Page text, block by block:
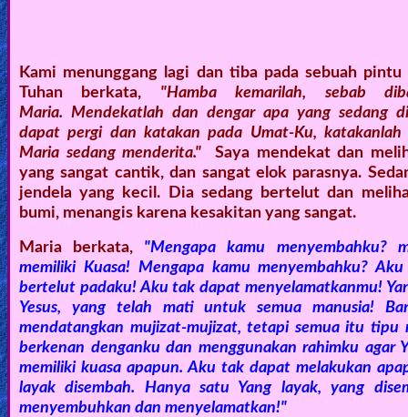
Other
Languages
Contact/Feedback/Donate
Follow
us
Social
Media
PDF
Books
Random
Kami menunggang lagi dan tiba pada sebuah
Tuhan berkata, "Hamba kemarilah, sebab
Maria. Mendekatlah dan dengar apa yang sedang
dapat pergi dan katakan pada Umat-Ku, katakanlah
Maria sedang menderita." Saya mendekat dan
yang sangat cantik, dan sangat elok parasnya.
jendela yang kecil. Dia sedang bertelut dan
bumi, menangis karena kesakitan yang sangat.
Maria berkata, "Mengapa kamu menyembahku?
memiliki Kuasa! Mengapa kamu menyembahku?
bertelut padaku! Aku tak dapat menyelamatkanmu!
Yesus, yang telah mati untuk semua manusia!
mendatangkan mujizat-mujizat, tetapi semua itu
berkenan denganku dan menggunakan rahimku
memiliki kuasa apapun. Aku tak dapat melakukan
layak disembah. Hanya satu Yang layak, yang
menyembuhkan dan menyelamatkan!"